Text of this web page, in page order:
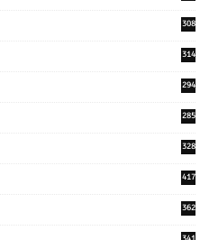
308
314
294
285
328
417
362